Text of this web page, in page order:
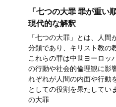
「七つの大罪 罪が重い
現代的な解釈
「七つの大罪」とは、人
分類であり、キリスト教の
これらの罪は中世ヨーロッ
の行動や社会的倫理観に影
れぞれが人間の内面や行動
としての役割を果たしてい
の大罪